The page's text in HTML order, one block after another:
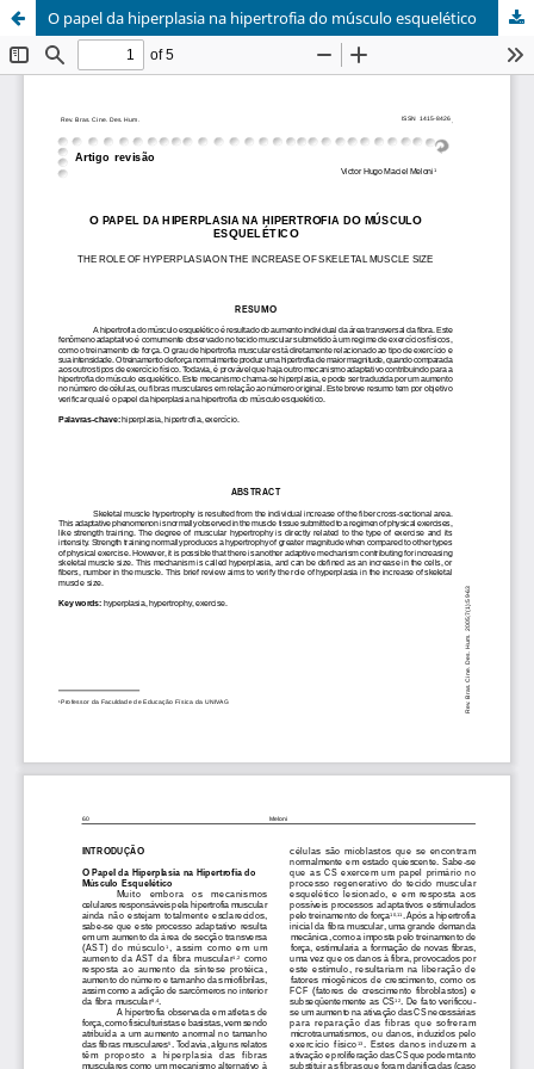
O papel da hiperplasia na hipertrofia do músculo esquelético